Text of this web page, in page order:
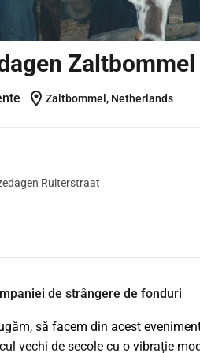
location_on Zaltbommel, Netherlands
Ruiterstraat
de strângere de fonduri
să facem din acest
vechi de secole cu o vibrație